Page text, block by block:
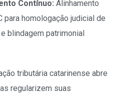
Contínuo: Alinhamento
para homologação judicial de
blindagem patrimonial
tributária catarinense abre
regularizem suas